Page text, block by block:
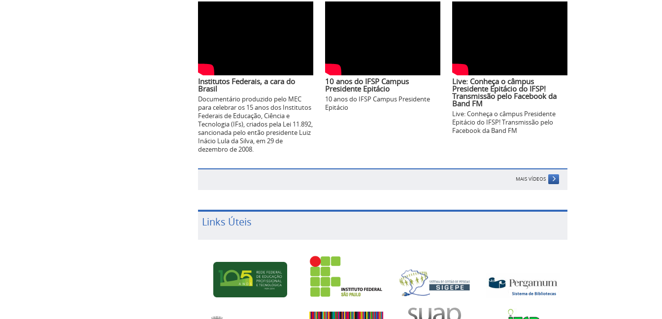
Institutos Federais, a cara do
Brasil
Documentário produzido pelo MEC
para celebrar os 15 anos dos Institutos
Federais de Educação, Ciência e
Tecnologia (IFs), criados pela Lei 11.892,
sancionada pelo então presidente Luiz
Inácio Lula da Silva, em 29 de
dezembro de 2008.
10 anos do IFSP Campus
Presidente Epitácio
10 anos do IFSP Campus Presidente
Epitácio
Live: Conheça o câmpus
Presidente Epitácio do IFSP!
Transmissão pelo Facebook da
Band FM
Live: Conheça o câmpus Presidente
Epitácio do IFSP! Transmissão pelo
Facebook da Band FM
MAIS VÍDEOS
Links Úteis